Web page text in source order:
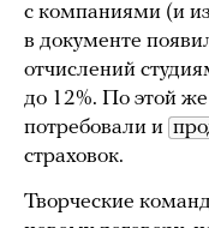
с компаниями (и
в документе
отчислений
до 12%. По этой
потребовали и
страховок.
Творческие